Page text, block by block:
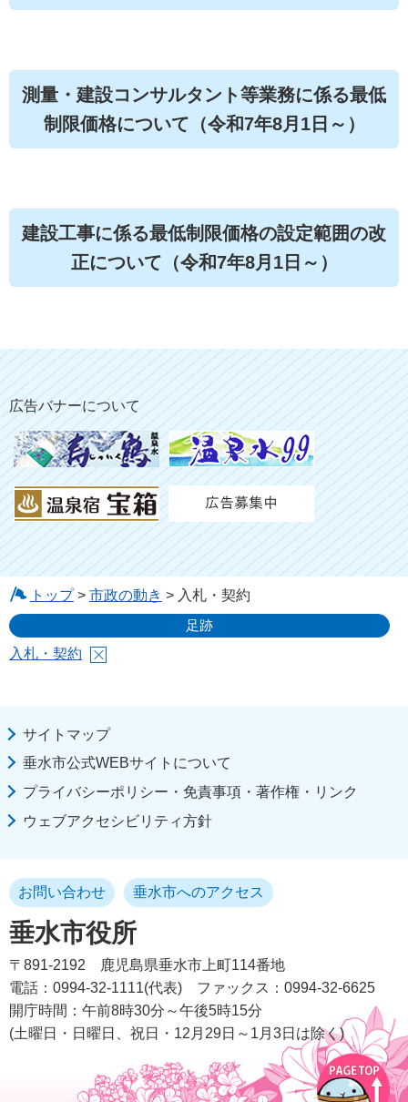
測量・建設コンサルタント等業務に係る最低
制限価格について（令和7年8月1日～）
建設工事に係る最低制限価格の設定範囲の改
正について（令和7年8月1日～）
広告バナーについて
トップ> 市政の動き > 入札・契約
足跡
入札・契約
サイトマップ
垂水市公式WEBサイトについて
プライバシーポリシー・免責事項・著作権・リンク
ウェブアクセシビリティ方針
垂水市役所
お問い合わせ 垂水市へのアクセス
〒891-2192
鹿児島県垂水市上町114番地
電話：0994-32-1111(代表)
ファックス：0994-32-6625
開庁時間：午前8時30分～午後5時15分
(土曜日・日曜日、祝日・12月29日～1月3日は除く)